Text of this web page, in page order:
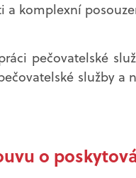
komplexní
pečovatelské
služby a
o